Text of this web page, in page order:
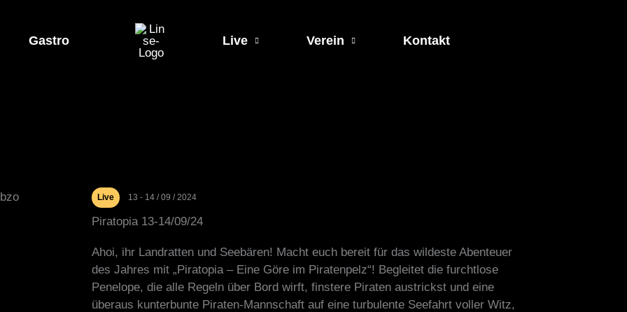
Gastro Live Verein Kontakt
Live 13 - 14 / 09 / 2024
Piratopia 13-14/09/24
Ahoi, ihr Landratten und Seebären! Macht euch bereit für das wildeste Abenteuer
des Jahres mit „Piratopia – Eine Göre im Piratenpelz“! Begleitet die furchtlose
Penelope, die alle Regeln über Bord wirft, finstere Piraten austrickst und eine
überaus kunterbunte Piraten-Mannschaft auf eine turbulente Seefahrt voller Witz,